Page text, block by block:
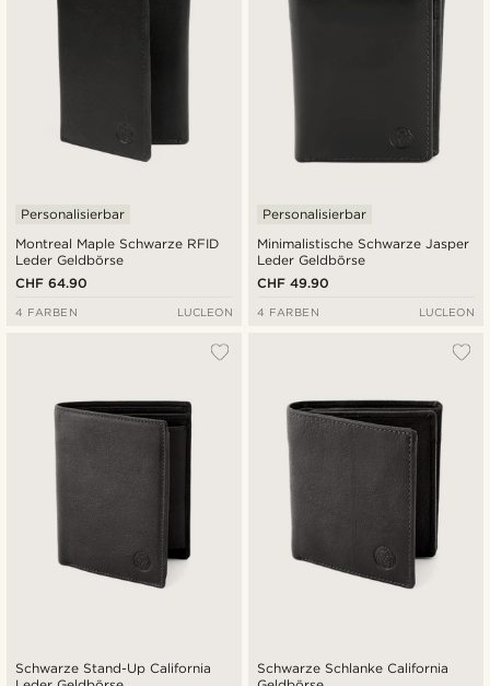
Montreal Maple Schwarze RFID
Leder Geldbörse
Personalisierbar
CHF 64.90
4 FARBEN LUCLEON
Minimalistische Schwarze Jasper
Leder Geldbörse
Personalisierbar
CHF 49.90
4 FARBEN LUCLEON
Schwarze Stand-Up California
Schwarze Schlanke California